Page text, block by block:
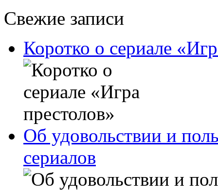
Свежие записи
Коротко о сериале
Об удовольствии и
сериалов